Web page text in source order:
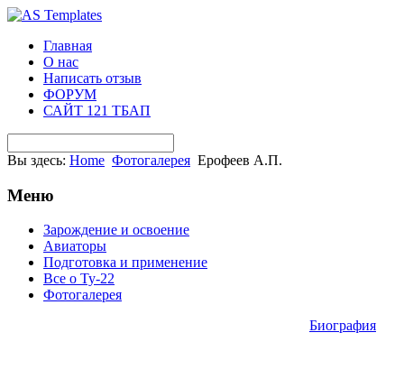
Главная
О нас
Написать отзыв
ФОРУМ
САЙТ 121 ТБАП
Вы здесь: Home Фотогалерея Ерофеев А.П.
Меню
Зарождение и освоение
Авиаторы
Подготовка и применение
Все о Ту-22
Фотогалерея
Биография